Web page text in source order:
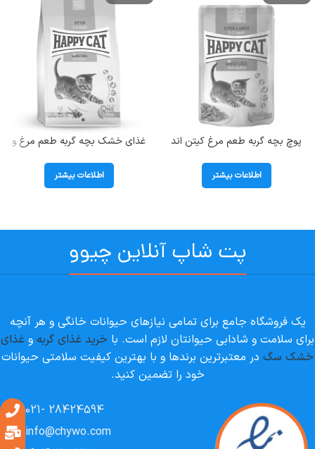
پوچ بچه گربه طعم مرغ کیتن اند
وزن 85 گرم
اطلاعات بیشتر
غذای خشک بچه گربه طعم مرغ و
Geflugel) وزن 1/3 کیلوگرماطلاعات بیشتر
پت شاپ آنلاین چیوو
یک فروشگاه جامع برای تمامی نیازهای حیوانات خانگی و هر آنچه
برای سلامت و شادابی حیوانتان لازم است. با خرید غذای گربه و غذای
خشک سگ در معتبرترین برندها و با بهترین کیفیت سلامتی حیوانات
خود را تضمین کنید.
28424594 -021
info@chywo.com